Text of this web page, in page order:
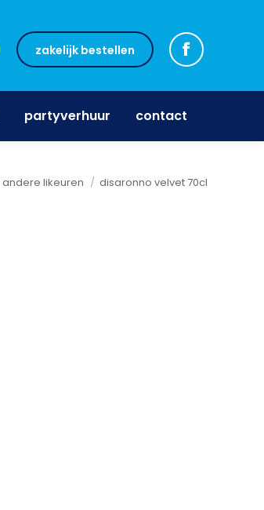
zakelijk bestellen
partyverhuur contact
andere likeuren disaronno velvet 70cl